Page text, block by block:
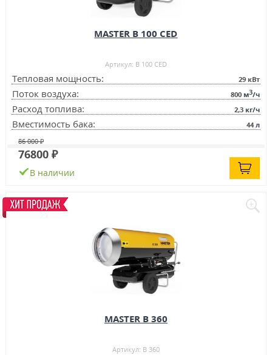
MASTER B 100 CED
Артикул: B 100 CED
Тепловая мощность: 29 кВт
Поток воздуха: 800 м3/ч
Расход топлива: 2,3 кг/ч
Вместимость бака: 44 л
86 000 ₽
76800 ₽
В наличии
MASTER B 360
Артикул: B 360